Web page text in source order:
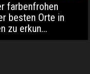
farbenfrohen
besten Orte in
zu erkun...